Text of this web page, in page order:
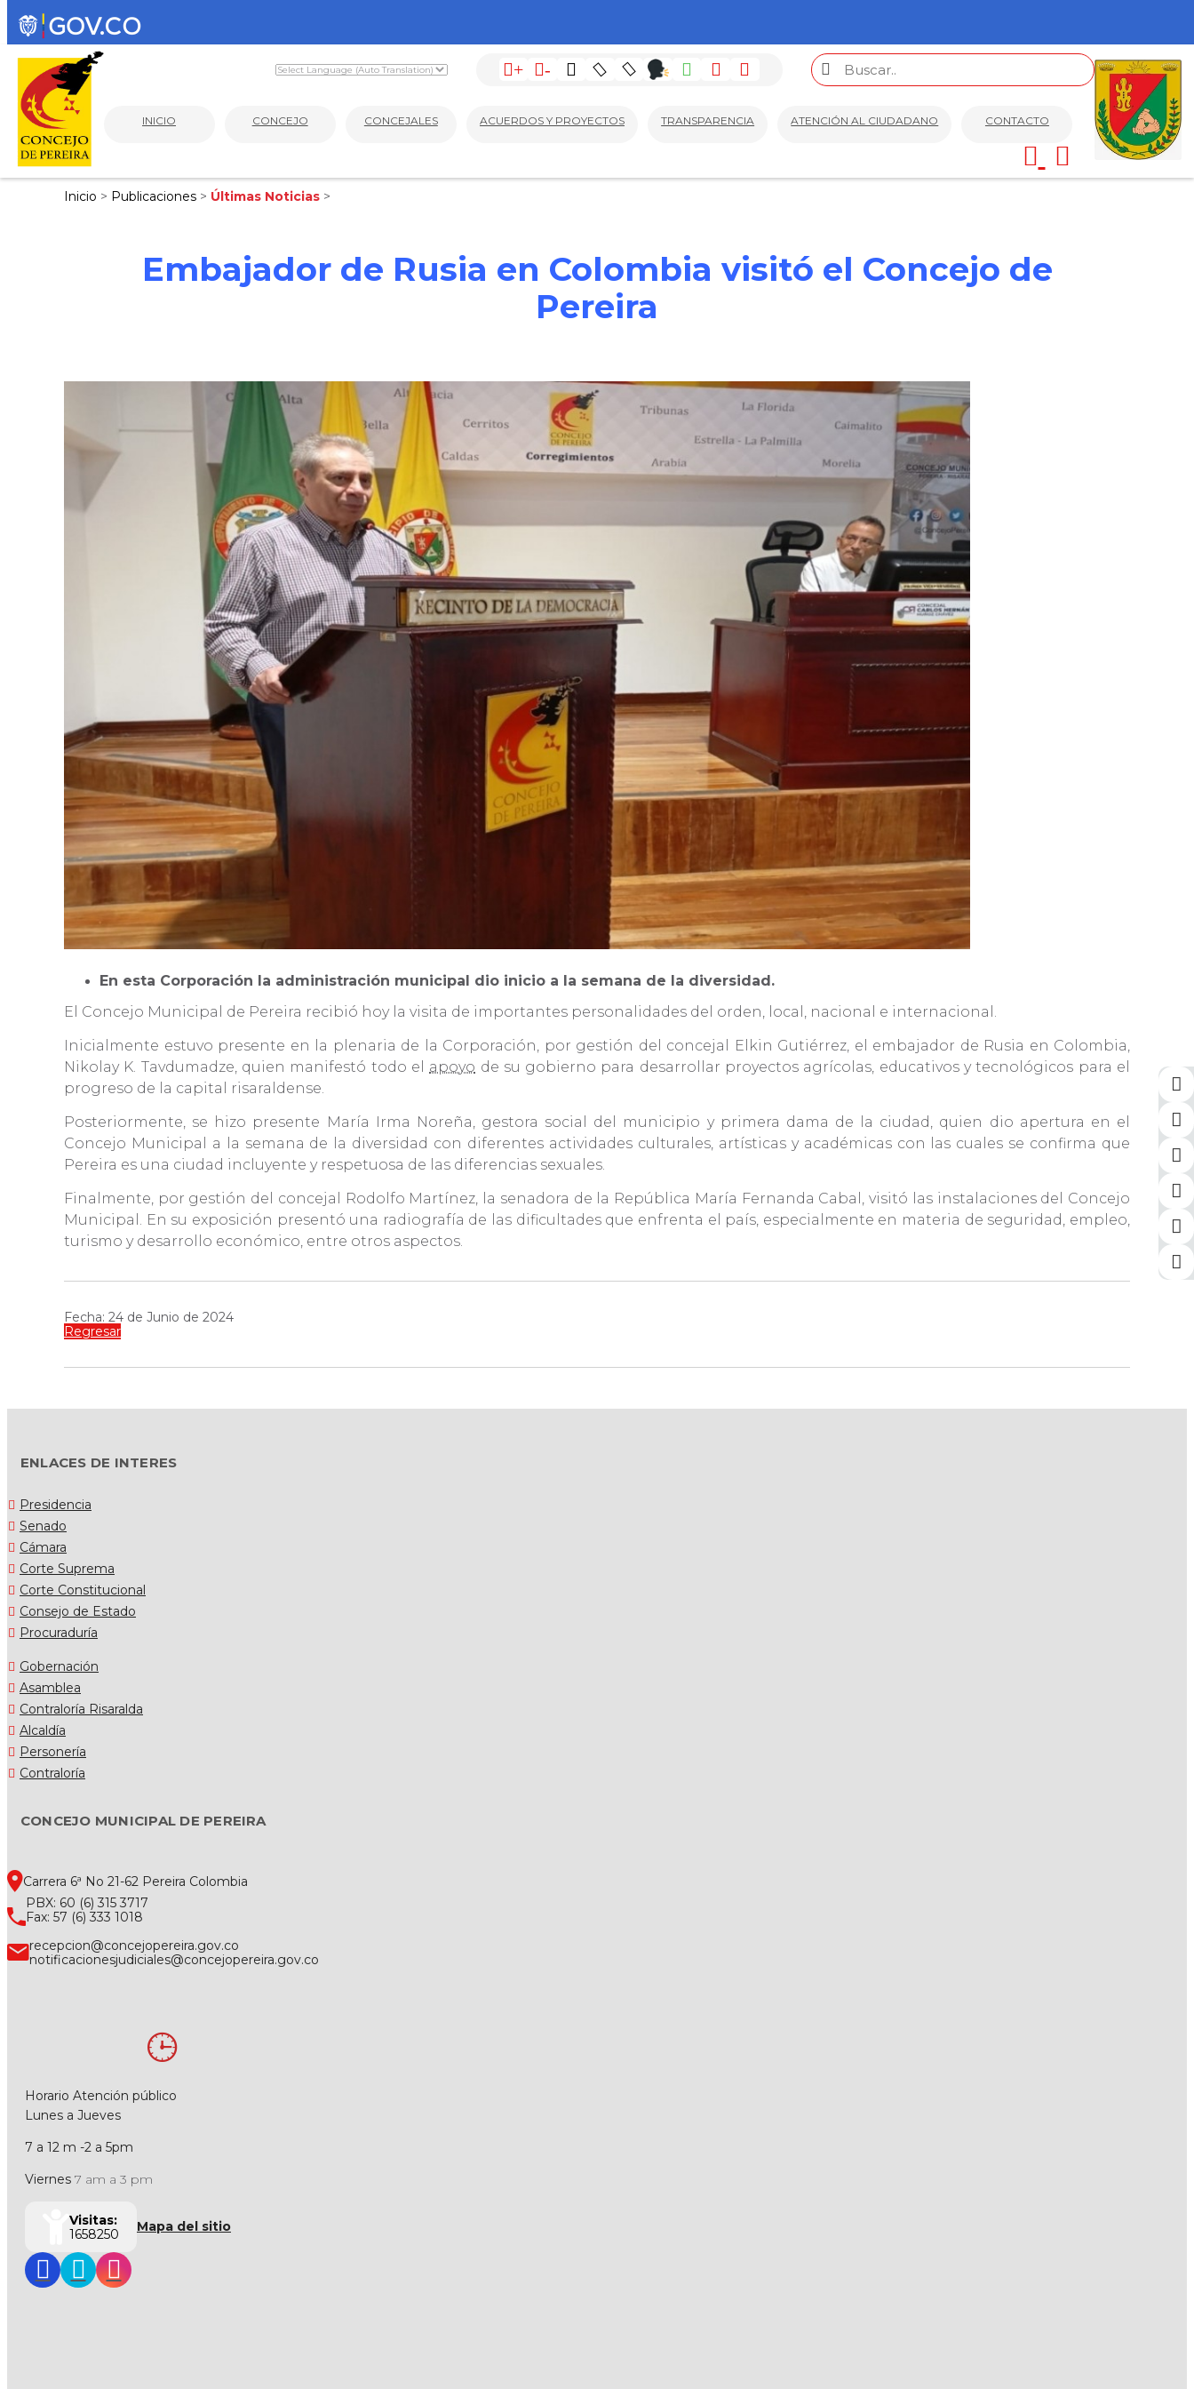
+ -
INICIO CONCEJO CONCEJALES ACUERDOS Y PROYECTOS TRANSPARENCIA ATENCIÓN AL CIUDADANO CONTACTO
Inicio > Publicaciones > Últimas Noticias >
Embajador de Rusia en Colombia visitó el Concejo de
Pereira
En esta Corporación la administración municipal dio inicio a la semana de la diversidad.
El Concejo Municipal de Pereira recibió hoy la visita de importantes personalidades del orden, local, nacional e internacional.
Inicialmente estuvo presente en la plenaria de la Corporación, por gestión del concejal Elkin Gutiérrez, el embajador de Rusia en Colombia,
Nikolay K. Tavdumadze, quien manifestó todo el apoyo de su gobierno para desarrollar proyectos agrícolas, educativos y tecnológicos para el
progreso de la capital risaraldense.
Posteriormente, se hizo presente María Irma Noreña, gestora social del municipio y primera dama de la ciudad, quien dio apertura en el
Concejo Municipal a la semana de la diversidad con diferentes actividades culturales, artísticas y académicas con las cuales se confirma que
Pereira es una ciudad incluyente y respetuosa de las diferencias sexuales.
Finalmente, por gestión del concejal Rodolfo Martínez, la senadora de la República María Fernanda Cabal, visitó las instalaciones del Concejo
Municipal. En su exposición presentó una radiografía de las dificultades que enfrenta el país, especialmente en materia de seguridad, empleo,
turismo y desarrollo económico, entre otros aspectos.
Fecha: 24 de Junio de 2024
Regresar
ENLACES DE INTERES
Presidencia
Senado
Cámara
Corte Suprema
Corte Constitucional
Consejo de Estado
Procuraduría
Gobernación
Asamblea
Contraloría Risaralda
Alcaldía
Personería
Contraloría
CONCEJO MUNICIPAL DE PEREIRA
Carrera 6ª No 21-62 Pereira Colombia
PBX: 60 (6) 315 3717
Fax: 57 (6) 333 1018
recepcion@concejopereira.gov.co
notificacionesjudiciales@concejopereira.gov.co
Horario Atención público
Lunes a Jueves
7 a 12 m -2 a 5pm
Viernes 7 am a 3 pm
Visitas:
1658250
Mapa del sitio